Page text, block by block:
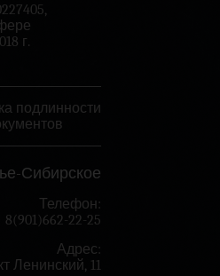
г.
подлинности
Сибирское
Телефон:
8(901)662-22-25
Адрес:
Ленинский, 11